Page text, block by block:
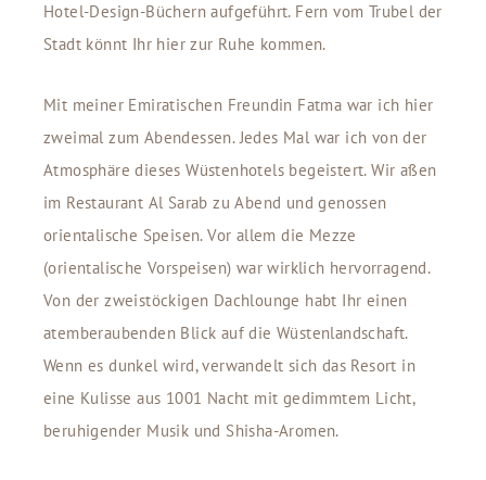
Hotel-Design-Büchern aufgeführt. Fern vom Trubel der
Stadt könnt Ihr hier zur Ruhe kommen.
Mit meiner Emiratischen Freundin Fatma war ich hier
zweimal zum Abendessen. Jedes Mal war ich von der
Atmosphäre dieses Wüstenhotels begeistert. Wir aßen
im Restaurant Al Sarab zu Abend und genossen
orientalische Speisen. Vor allem die Mezze
(orientalische Vorspeisen) war wirklich hervorragend.
Von der zweistöckigen Dachlounge habt Ihr einen
atemberaubenden Blick auf die Wüstenlandschaft.
Wenn es dunkel wird, verwandelt sich das Resort in
eine Kulisse aus 1001 Nacht mit gedimmtem Licht,
beruhigender Musik und Shisha-Aromen.